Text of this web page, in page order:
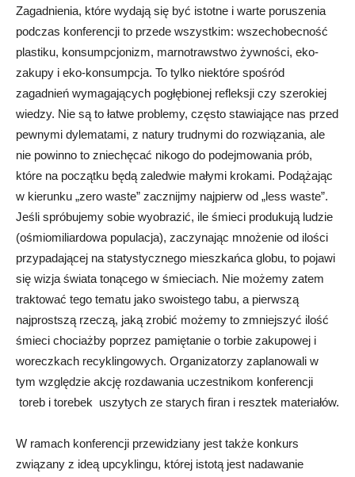
Zagadnienia, które wydają się być istotne i warte poruszenia
podczas konferencji to przede wszystkim: wszechobecność
plastiku, konsumpcjonizm, marnotrawstwo żywności, eko-
zakupy i eko-konsumpcja. To tylko niektóre spośród
zagadnień wymagających pogłębionej refleksji czy szerokiej
wiedzy. Nie są to łatwe problemy, często stawiające nas przed
pewnymi dylematami, z natury trudnymi do rozwiązania, ale
nie powinno to zniechęcać nikogo do podejmowania prób,
które na początku będą zaledwie małymi krokami. Podążając
w kierunku „zero waste” zacznijmy najpierw od „less waste”.
Jeśli spróbujemy sobie wyobrazić, ile śmieci produkują ludzie
(ośmiomiliardowa populacja), zaczynając mnożenie od ilości
przypadającej na statystycznego mieszkańca globu, to pojawi
się wizja świata tonącego w śmieciach. Nie możemy zatem
traktować tego tematu jako swoistego tabu, a pierwszą
najprostszą rzeczą, jaką zrobić możemy to zmniejszyć ilość
śmieci chociażby poprzez pamiętanie o torbie zakupowej i
woreczkach recyklingowych. Organizatorzy zaplanowali w
tym względzie akcję rozdawania uczestnikom konferencji
toreb i torebek uszytych ze starych firan i resztek materiałów.
W ramach konferencji przewidziany jest także konkurs
związany z ideą upcyklingu, której istotą jest nadawanie